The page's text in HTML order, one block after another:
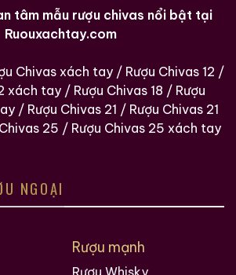
tâm mẫu rượu chivas nổi bật tại
Ruouxachtay.com
Chivas xách tay / Rượu Chivas 12 /
xách tay / Rượu Chivas 18 / Rượu
/ Rượu Chivas 21 / Rượu Chivas 21
25 / Rượu Chivas 25 xách tay
NGOẠI
Rượu mạnh
Rượu Whisky